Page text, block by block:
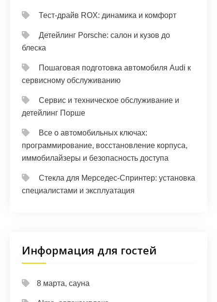
Тест‑драйв ROX: динамика и комфорт
Детейлинг Porsche: салон и кузов до
блеска
Пошаговая подготовка автомобиля Audi к
сервисному обслуживанию
Сервис и техническое обслуживание и
детейлинг Порше
Все о автомобильных ключах:
программирование, восстановление корпуса,
иммобилайзеры и безопасность доступа
Стекла для Мерседес-Спринтер: установка
специалистами и эксплуатация
Информация для гостей
8 марта, сауна